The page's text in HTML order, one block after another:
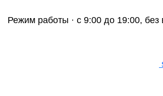
Режим работы · с 9:00 до 19:00,